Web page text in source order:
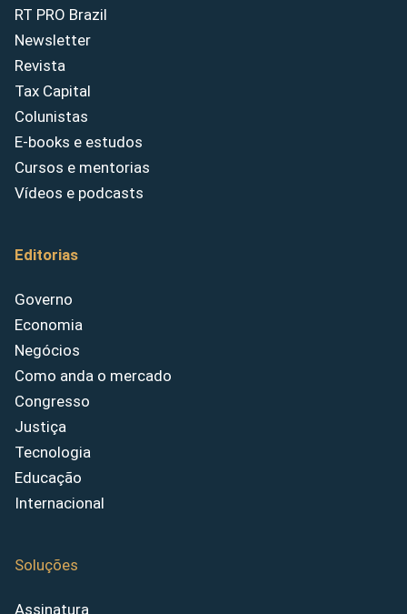
RT PRO Brazil
Newsletter
Revista
Tax Capital
Colunistas
E-books e estudos
Cursos e mentorias
Vídeos e podcasts
Editorias
Governo
Economia
Negócios
Como anda o mercado
Congresso
Justiça
Tecnologia
Educação
Internacional
Soluções
Assinatura